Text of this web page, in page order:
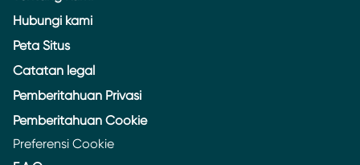
Hubungi kami
Peta Situs
Catatan legal
Pemberitahuan Privasi
Pemberitahuan Cookie
Preferensi Cookie